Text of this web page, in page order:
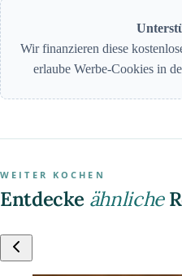
Wir finanzieren diese
erlaube Werbe-Cookies in
WEITER KOCHEN
Entdecke ähnliche